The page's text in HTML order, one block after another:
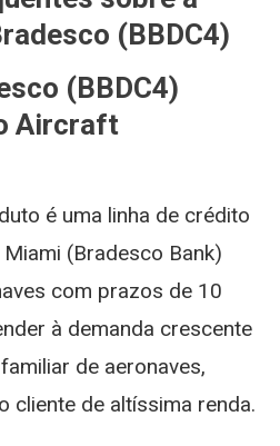
(BBDC4)
(BBDC4)
Aircraft
é uma linha de crédito
(Bradesco Bank)
com prazos de 10
à demanda crescente
de aeronaves,
cliente de altíssima renda.